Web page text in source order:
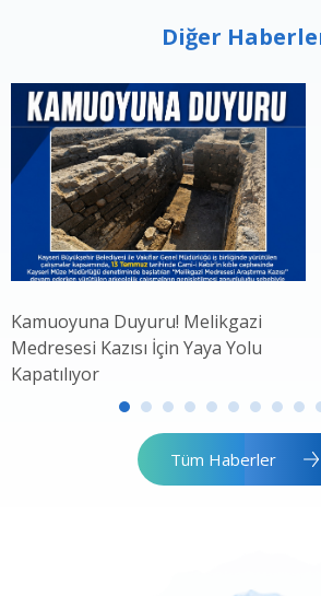
Diğer
Kamuoyuna Duyuru! Melikgazi
Medresesi Kazısı İçin Yaya Yolu
Kapatılıyor
Tüm Haberler